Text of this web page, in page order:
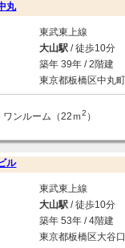
丸
東武東上線
大山駅/ 徒歩10分
築年 39年 / 2階建
東京都板橋区中丸町
ワンルーム（22ｍ2 ）
ル
東武東上線
大山駅/ 徒歩10分
築年 53年 / 4階建
東京都板橋区大谷